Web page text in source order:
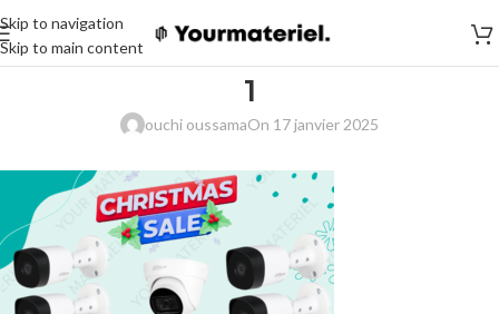
Skip to navigation
Skip to main content
1
ouchi oussamaOn 17 janvier 2025